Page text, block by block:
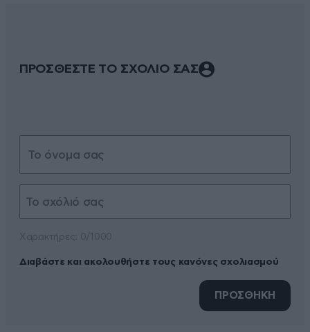
ΠΡΟΣΘΕΣΤΕ ΤΟ ΣΧΟΛΙΟ ΣΑΣ
Διαβάστε και ακολουθήστε τους κανόνες σχολιασμού
ΠΡΟΣΘΗΚΗ